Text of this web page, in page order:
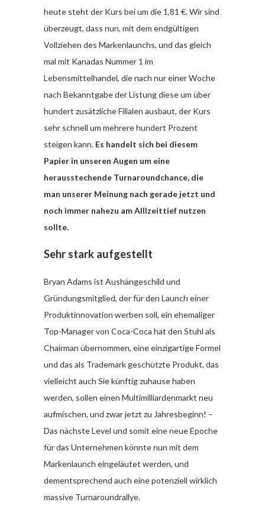
heute steht der Kurs bei um die 1,81 €. Wir sind
überzeugt, dass nun, mit dem endgültigen
Vollziehen des Markenlaunchs, und das gleich
mal mit Kanadas Nummer 1 im
Lebensmittelhandel, die nach nur einer Woche
nach Bekanntgabe der Listung diese um über
hundert zusätzliche Filialen ausbaut, der Kurs
sehr schnell um mehrere hundert Prozent
steigen kann. Es handelt sich bei diesem
Papier in unseren Augen um eine
herausstechende Turnaroundchance, die
man unserer Meinung nach gerade jetzt und
noch immer nahezu am Alllzeittief nutzen
sollte.
Sehr stark aufgestellt
Bryan Adams ist Aushängeschild und
Gründungsmitglied, der für den Launch einer
Produktinnovation werben soll, ein ehemaliger
Top-Manager von Coca-Coca hat den Stuhl als
Chairman übernommen, eine einzigartige Formel
und das als Trademark geschützte Produkt, das
vielleicht auch Sie künftig zuhause haben
werden, sollen einen Multimilliardenmarkt neu
aufmischen, und zwar jetzt zu Jahresbeginn! –
Das nächste Level und somit eine neue Epoche
für das Unternehmen könnte nun mit dem
Markenlaunch eingeläutet werden, und
dementsprechend auch eine potenziell wirklich
massive Turnaroundrallye.